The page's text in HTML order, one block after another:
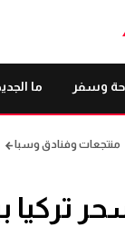
وسفر ما
منتجعات وفنادق وسبا
تركيا